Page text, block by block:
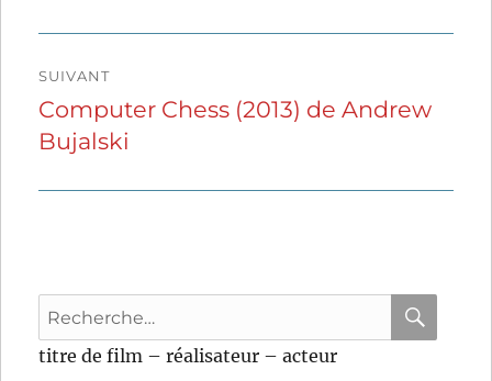
SUIVANT
Publication
suivante :
Computer Chess (2013) de Andrew
Bujalski
Recherche
pour
titre de film – réalisateur – acteur